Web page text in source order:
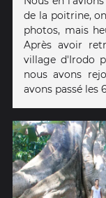
de la poitrine,
photos, mais
Après avoir
village d'Irodo
nous avons
avons passé les